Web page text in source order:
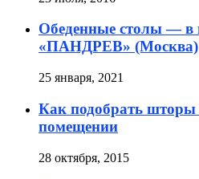
Обеденные столы — в
«ПАНДРЕВ» (Москва)
25 января, 2021
Как подобрать шторы
помещении
28 октября, 2015